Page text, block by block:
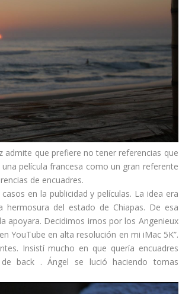
admite que prefiere no tener referencias que
película francesa como un gran referente
de encuadres.
en la publicidad y películas. La idea era
del estado de Chiapas. De esa
apoyara. Decidimos irnos por los Angenieux
YouTube en alta resolución en mi iMac 5K”.
Insistí mucho en que quería encuadres
back . Ángel se lució haciendo tomas